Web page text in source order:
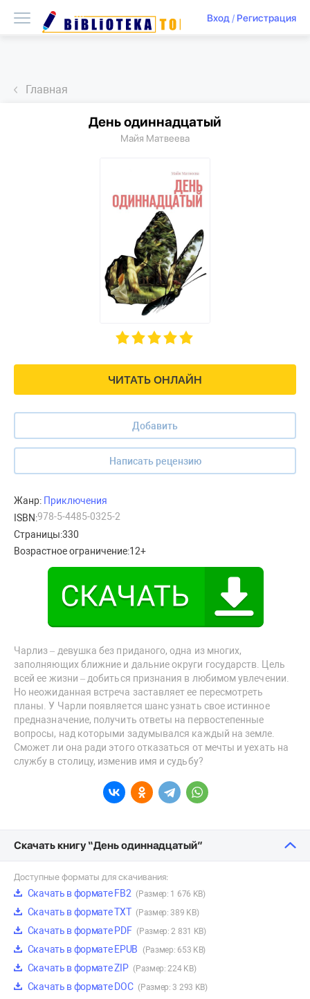
Вход/ Регистрация
Главная
ЧИТАТЬ ОНЛАЙН
Добавить
Написать рецензию
День одиннадцатый
Майя Матвеева
Жанр: Приключения
ISBN:978-5-4485-0325-2
Страницы:330
Возрастное ограничение:12+
Чарлиз – девушка без приданого, одна из многих,
заполняющих ближние и дальние округи государств. Цель
всей ее жизни – добиться признания в любимом увлечении.
Но неожиданная встреча заставляет ее пересмотреть
планы. У Чарли появляется шанс узнать свое истинное
предназначение, получить ответы на первостепенные
вопросы, над которыми задумывался каждый на земле.
Сможет ли она ради этого отказаться от мечты и уехать на
службу в столицу, изменив имя и судьбу?
Скачать книгу “День одиннадцатый”
Доступные форматы для скачивания:
Скачать в формате FB2 (Размер: 1 676 KB)
Скачать в формате TXT (Размер: 389 KB)
Скачать в формате PDF (Размер: 2 831 KB)
Скачать в формате EPUB (Размер: 653 KB)
Скачать в формате ZIP (Размер: 224 KB)
Скачать в формате DOC (Размер: 3 293 KB)